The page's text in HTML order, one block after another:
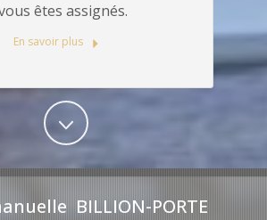
êtes assignés.
En savoir plus
BILLION-PORTE